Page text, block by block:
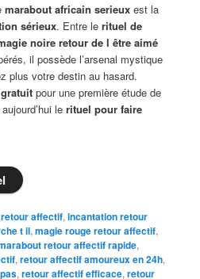
marabout africain serieux est la
sérieux. Entre lerituel de
noire retour de l être aimé
il possède l’arsenal mystique
plus votre destin au hasard.
pour une première étude de
lerituel pour faire
affectif,incantation retour
t il,magie rouge retour affectif,
retour affectif rapide,
,retour affectif amoureux en 24h,
,retour affectif efficace,retour